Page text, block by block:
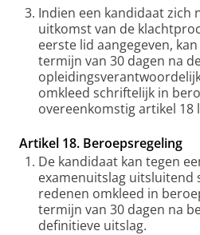
Indien een kandidaat zich
uitkomst van de
eerste lid aangegeven,
termijn van 30 dagen na
omkleed schriftelijk in
overeenkomstig artikel 18
Artikel 18. Beroepsregeling
De kandidaat kan tegen
examenuitslag uitsluitend
redenen omkleed in
termijn van 30 dagen na
definitieve uitslag.